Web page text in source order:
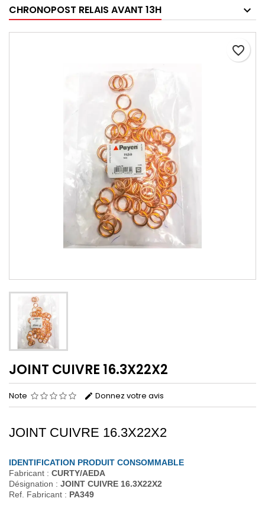
CHRONOPOST RELAIS AVANT 13H
favorite_border
JOINT CUIVRE 16.3X22X2
Note Donnez votre avis
JOINT CUIVRE 16.3X22X2
IDENTIFICATION PRODUIT CONSOMMABLE
Fabricant : CURTY/AEDA
Désignation : JOINT CUIVRE 16.3X22X2
Ref. Fabricant : PA349